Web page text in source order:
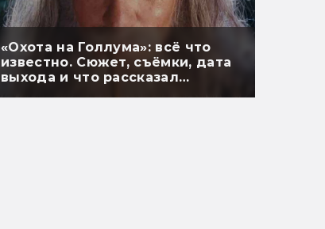
«Охота на Голлума»: всё что
известно. Сюжет, съёмки, дата
выхода и что рассказал